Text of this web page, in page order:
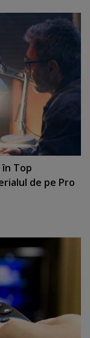
în Top
de pe Pro